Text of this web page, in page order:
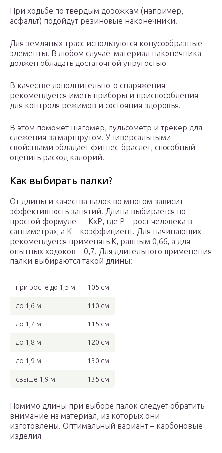
При ходьбе по твердым дорожкам (например,
асфальт) подойдут резиновые наконечники.
Для земляных трасс используются конусообразные
элементы. В любом случае, материал наконечника
должен обладать достаточной упругостью.
В качестве дополнительного снаряжения
рекомендуется иметь приборы и приспособления
для контроля режимов и состояния здоровья.
В этом поможет шагомер, пульсометр и трекер для
слежения за маршрутом. Универсальными
свойствами обладает фитнес-браслет, способный
оценить расход калорий.
Как выбирать палки?
От длины и качества палок во многом зависит
эффективность занятий. Длина выбирается по
простой формуле — КхР, где Р – рост человека в
сантиметрах, а К – коэффициент. Для начинающих
рекомендуется применять К, равным 0,66, а для
опытных ходоков – 0,7. Для длительного применения
палки выбираются такой длины:
при росте до 1,5 м 105 см
до 1,6 м 110 см
до 1,7 м 115 см
до 1,8 м 120 см
до 1,9 м 130 см
свыше 1,9 м 135 см
Помимо длины при выборе палок следует обратить
внимание на материал, из которых они
изготовлены. Оптимальный вариант – карбоновые
изделия